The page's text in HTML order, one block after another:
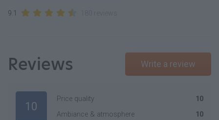
9.1
Reviews Write a review
10
Price quality
10
Ambiance & atmosphere
10